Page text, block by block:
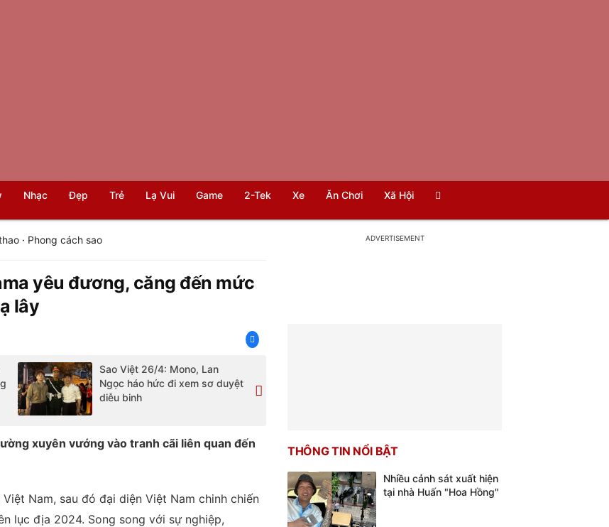
Nhạc Đẹp Trẻ Lạ Vui Game 2-Tek Xe Ăn Chơi Xã Hội
· Phong cách sao
yêu đương, căng đến mức
lây
Sao Việt 26/4: Mono, Lan
Ngọc háo hức đi xem sơ duyệt
diễu binh
xuyên vướng vào tranh cãi liên quan đến
Nam, sau đó đại diện Việt Nam chinh chiến
lục địa 2024. Song song với sự nghiệp,
THÔNG TIN NỔI BẬT
Nhiều cảnh sát xuất hiện
tại nhà Huấn "Hoa Hồng"